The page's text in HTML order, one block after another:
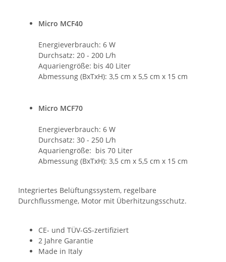
Micro MCF40
Energieverbrauch: 6 W
Durchsatz: 20 - 200 L/h
Aquariengröße: bis 40 Liter
Abmessung (BxTxH): 3,5 cm x 5,5 cm x 15 cm
Micro MCF70
Energieverbrauch: 6 W
Durchsatz: 30 - 250 L/h
Aquariengröße: bis 70 Liter
Abmessung (BxTxH): 3,5 cm x 5,5 cm x 15 cm
Integriertes Belüftungssystem, regelbare
Durchflussmenge, Motor mit Überhitzungsschutz.
CE- und TÜV-GS-zertifiziert
2 Jahre Garantie
Made in Italy